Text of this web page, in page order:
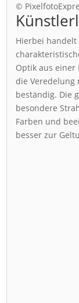
©
Hierbei
Optik aus einer
die Veredelung
beständig. Die
besondere
Farben und
besser zur